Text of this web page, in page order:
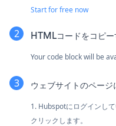
Start for free now
HTMLコードをコピー
Your code block will be
ウェブサイトのページ
1. Hubspotにログインし
クリックします。